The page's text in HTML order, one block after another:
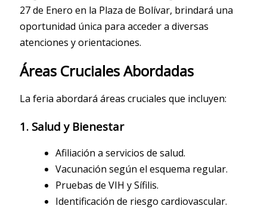
27 de Enero en la Plaza de Bolívar, brindará una
oportunidad única para acceder a diversas
atenciones y orientaciones.
Áreas Cruciales Abordadas
La feria abordará áreas cruciales que incluyen:
1. Salud y Bienestar
Afiliación a servicios de salud.
Vacunación según el esquema regular.
Pruebas de VIH y Sífilis.
Identificación de riesgo cardiovascular.